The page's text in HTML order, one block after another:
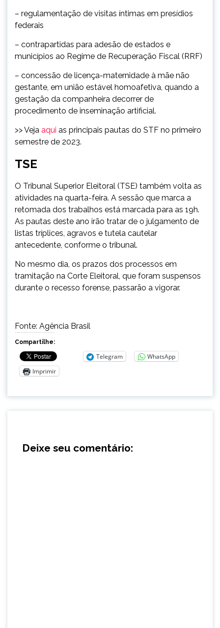
– regulamentação de visitas íntimas em presídios
federais
– contrapartidas para adesão de estados e
municípios ao Regime de Recuperação Fiscal (RRF)
– concessão de licença-maternidade à mãe não
gestante, em união estável homoafetiva, quando a
gestação da companheira decorrer de
procedimento de inseminação artificial.
>> Veja aqui as principais pautas do STF no primeiro
semestre de 2023.
TSE
O Tribunal Superior Eleitoral (TSE) também volta as
atividades na quarta-feira. A sessão que marca a
retomada dos trabalhos está marcada para as 19h.
As pautas deste ano irão tratar de o julgamento de
listas tríplices, agravos e tutela cautelar
antecedente, conforme o tribunal.
No mesmo dia, os prazos dos processos em
tramitação na Corte Eleitoral, que foram suspensos
durante o recesso forense, passarão a vigorar.
Fonte: Agência Brasil
Compartilhe:
Telegram
WhatsApp
Imprimir
Deixe seu comentário: